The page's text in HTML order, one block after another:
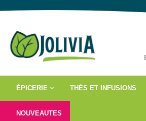
ÉPICERIE THÉS ET INFUSIONS
NOUVEAUTES